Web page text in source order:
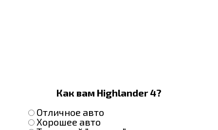
Как вам Highlander 4?
Отличное авто
Хорошее авто